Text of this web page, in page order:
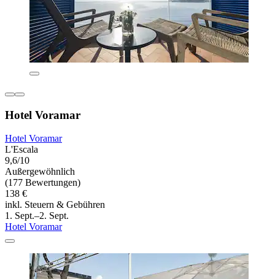
Hotel Voramar
Hotel Voramar
L'Escala
9,6/10
Außergewöhnlich
(177 Bewertungen)
138 €
inkl. Steuern & Gebühren
1. Sept.–2. Sept.
Hotel Voramar